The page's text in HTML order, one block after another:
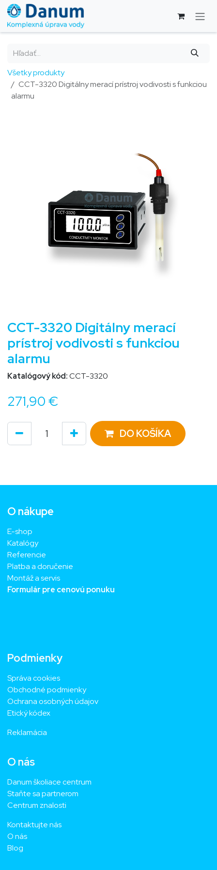
Skip to Content
Všetky produkty
CCT-3320 Digitálny merací prístroj vodivosti s funkciou
alarmu
CCT-3320 Digitálny merací
prístroj vodivosti s funkciou
alarmu
Katalógový kód:CCT-3320
271,90 €
DO KOŠÍKA
O nákupe
E-shop
Katalógy
Referencie
Platba a doručenie
Montáž a servis
Formulár pre cenovú ponuku
Podmienky
Správa cookies
Obchodné podmienky
Ochrana osobných údajov
Etický kódex
Reklamácia
O nás
Danum školiace centrum
Staňte sa partnerom
Centrum znalosti
Kontaktujte nás
O nás
Blog